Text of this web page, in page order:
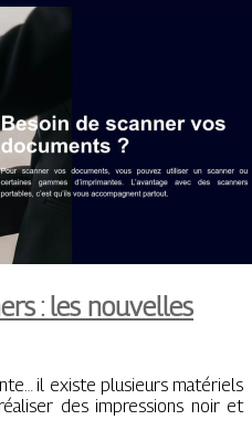
: les nouvelles
il existe plusieurs matériels
des impressions noir et